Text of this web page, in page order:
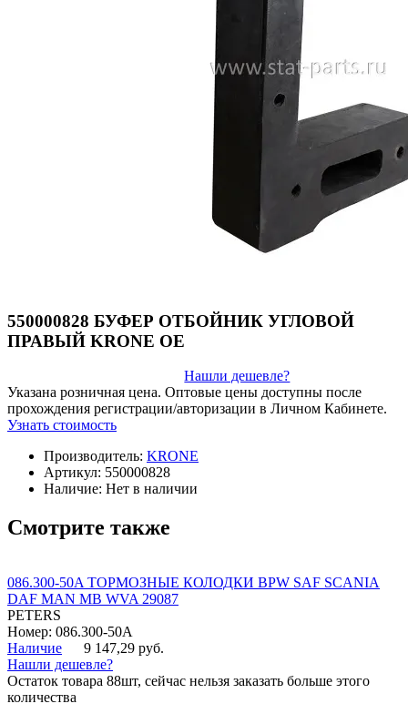
550000828 БУФЕР ОТБОЙНИК УГЛОВОЙ
ПРАВЫЙ KRONE OE
Нашли дешевле?
Указана розничная цена. Оптовые цены доступны после
прохождения регистрации/авторизации в Личном Кабинете.
Узнать стоимость
Производитель: KRONE
Артикул: 550000828
Наличие: Нет в наличии
Смотрите также
086.300-50A ТОРМОЗНЫЕ КОЛОДКИ BPW SAF SCANIA
DAF MAN MB WVA 29087
PETERS
Номер: 086.300-50A
Наличие
9 147,29 руб.
Нашли дешевле?
Остаток товара 88шт, сейчас нельзя заказать больше этого
количества